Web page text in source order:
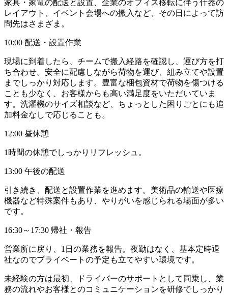
家具・家電の配送と設置、企業のオフィス移転に伴う什器の
レイアウト、イベント会場への搬入など、その日によって訪
問先はさまざま。
10:00 配送・設置作業
現場に到着したら、チームで搬入経路を確認し、運び方を打
ち合わせ。安全に配慮しながら荷物を運び、組み立てや設置
までしっかり対応します。豊富な梱包資材で荷物を傷つける
ことも少なく、お客様からも高い満足度をいただいていま
す。洗濯機のサイズ相談など、ちょっとした困りごとにも追
加料金なしで応じることも。
12:00 昼休憩
1時間の休憩でしっかりリフレッシュ。
13:00 午後の配送
引き続き、配送と設置作業を進めます。美術品の輸送や医療
機器など特殊案件もあり、やりがいを感じられる場面が多い
です。
16:30～17:30 帰社・報告
営業所に戻り、1日の業務を報告。夜勤はなく、基本定時退
社なのでプライベートの予定も立てやすい環境です。
未経験の方は最初、ドライバーのサポートとして同乗し、業
務の流れやお客様とのコミュニケーションを研修でしっかり